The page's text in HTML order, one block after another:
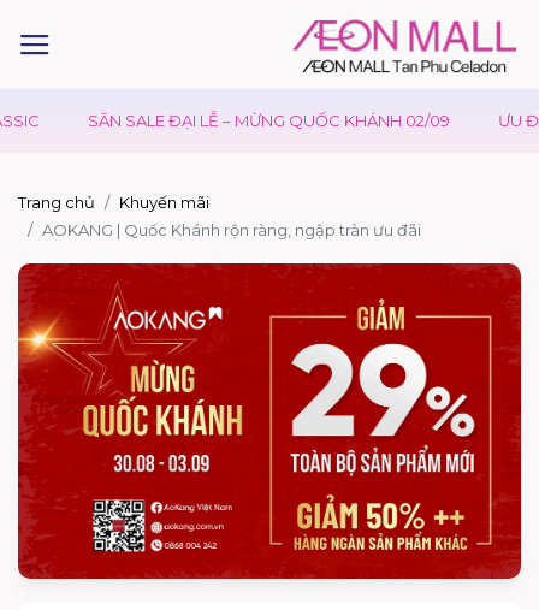
SĂN SALE ĐẠI LỄ – MỪNG QUỐC KHÁNH 02/09 ƯU
Trang chủ
Khuyến mãi
AOKANG | Quốc Khánh rộn ràng, ngập tràn ưu đãi